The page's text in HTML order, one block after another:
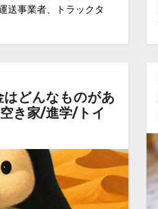
送事業者、トラックタ
はどんなものがあ
き家/進学/トイ